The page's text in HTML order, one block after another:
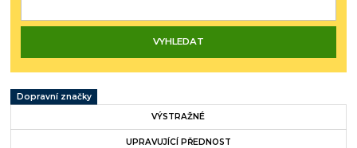
Dopravní značky
VÝSTRAŽNÉ
UPRAVUJÍCÍ PŘEDNOST